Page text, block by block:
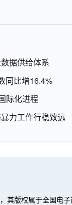
据供给体系
同比增16.4%
际化进程
力工作行稳致远
其版权属于全国电